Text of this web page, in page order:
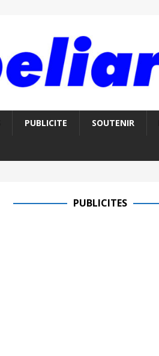
PUBLICITE SOUTENIR
PUBLICITES